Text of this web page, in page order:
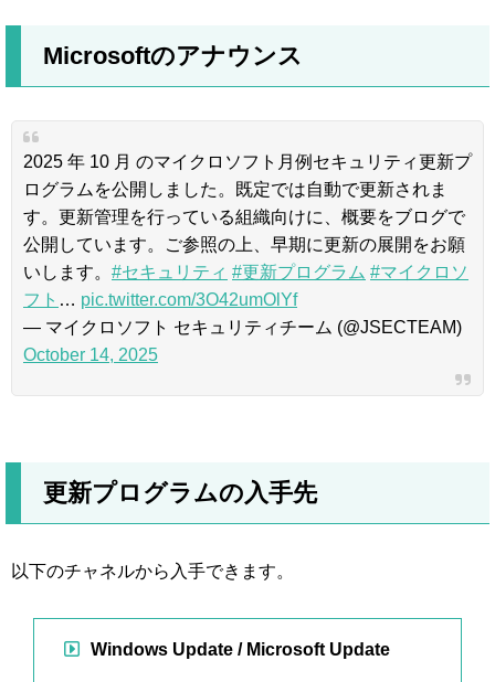
Microsoftのアナウンス
2025 年 10 月 のマイクロソフト月例セキュリティ更新プ
ログラムを公開しました。既定では自動で更新されま
す。更新管理を行っている組織向けに、概要をブログで
公開しています。ご参照の上、早期に更新の展開をお願
いします。 #セキュリティ #更新プログラム #マイクロソ
フト … pic.twitter.com/3O42umOlYf
— マイクロソフト セキュリティチーム (@JSECTEAM)
October 14, 2025
更新プログラムの入手先
以下のチャネルから入手できます。
Windows Update / Microsoft Update